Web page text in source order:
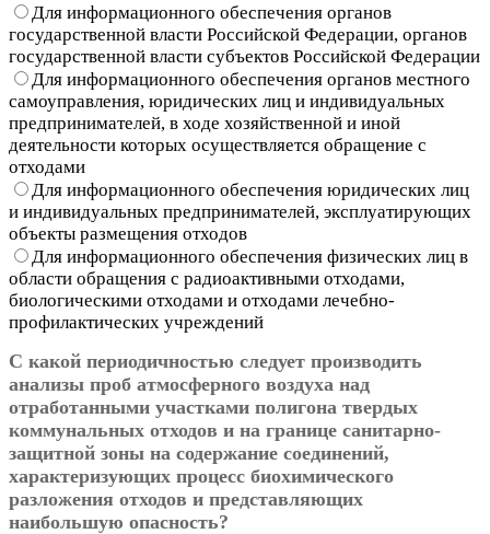
Для информационного обеспечения органов
государственной власти Российской Федерации, органов
государственной власти субъектов Российской Федерации
Для информационного обеспечения органов местного
самоуправления, юридических лиц и индивидуальных
предпринимателей, в ходе хозяйственной и иной
деятельности которых осуществляется обращение с
отходами
Для информационного обеспечения юридических лиц
и индивидуальных предпринимателей, эксплуатирующих
объекты размещения отходов
Для информационного обеспечения физических лиц в
области обращения с радиоактивными отходами,
биологическими отходами и отходами лечебно-
профилактических учреждений
С какой периодичностью следует производить
анализы проб атмосферного воздуха над
отработанными участками полигона твердых
коммунальных отходов и на границе санитарно-
защитной зоны на содержание соединений,
характеризующих процесс биохимического
разложения отходов и представляющих
наибольшую опасность?